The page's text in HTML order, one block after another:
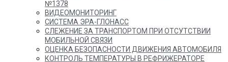
№1378
ВИДЕОМОНИТОРИНГ
СИСТЕМА ЭРА-ГЛОНАСС
СЛЕЖЕНИЕ ЗА ТРАНСПОРТОМ ПРИ ОТСУТСТВИИ
МОБИЛЬНОЙ СВЯЗИ
ОЦЕНКА БЕЗОПАСНОСТИ ДВИЖЕНИЯ АВТОМОБИЛЯ
КОНТРОЛЬ ТЕМПЕРАТУРЫ В РЕФРИЖЕРАТОРЕ